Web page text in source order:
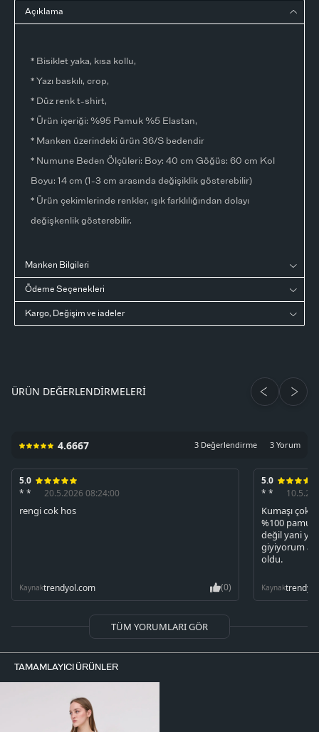
Açıklama
* Bisiklet yaka, kısa kollu,
* Yazı baskılı, crop,
* Düz renk t-shirt,
* Ürün içeriği: %95 Pamuk %5 Elastan,
* Manken üzerindeki ürün 36/S bedendir
* Numune Beden Ölçüleri: Boy: 40 cm Göğüs: 60 cm Kol
Boyu: 14 cm (1-3 cm arasında değişiklik gösterebilir)
* Ürün çekimlerinde renkler, ışık farklılığından dolayı
değişkenlik gösterebilir.
Manken Bilgileri
Ödeme Seçenekleri
Kargo, Değişim ve iadeler
ÜRÜN DEĞERLENDIRMELERI
4.6667 3 Değerlendirme 3 Yorum
5.0
* *
20.5.2026 08:24:00
rengi cok hos
Kaynaktrendyol.com (0)
5.0
* *
Kumaşı çok
%100 pamuk
değil yani
giyiyorum
oldu.
Kaynak
TÜM YORUMLARI GÖR
TAMAMLAYICI ÜRÜNLER